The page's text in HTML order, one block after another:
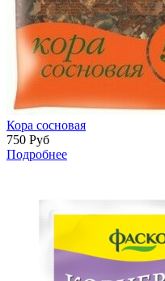
Кора сосновая
750 Руб
Подробнее